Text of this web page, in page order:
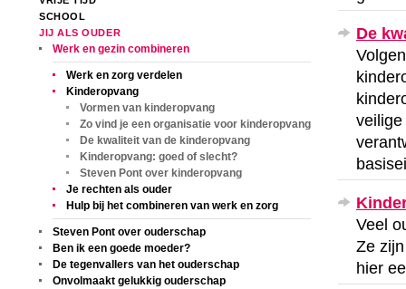
SCHOOL
JIJ ALS OUDER
Werk en gezin combineren
Werk en zorg verdelen
Kinderopvang
Vormen van kinderopvang
Zo vind je een organisatie voor kinderopvang
De kwaliteit van de kinderopvang
Kinderopvang: goed of slecht?
Steven Pont over kinderopvang
Je rechten als ouder
Hulp bij het combineren van werk en zorg
Steven Pont over ouderschap
Ben ik een goede moeder?
De tegenvallers van het ouderschap
Onvolmaakt gelukkig ouderschap
De
Veel
Ze zijn
hier